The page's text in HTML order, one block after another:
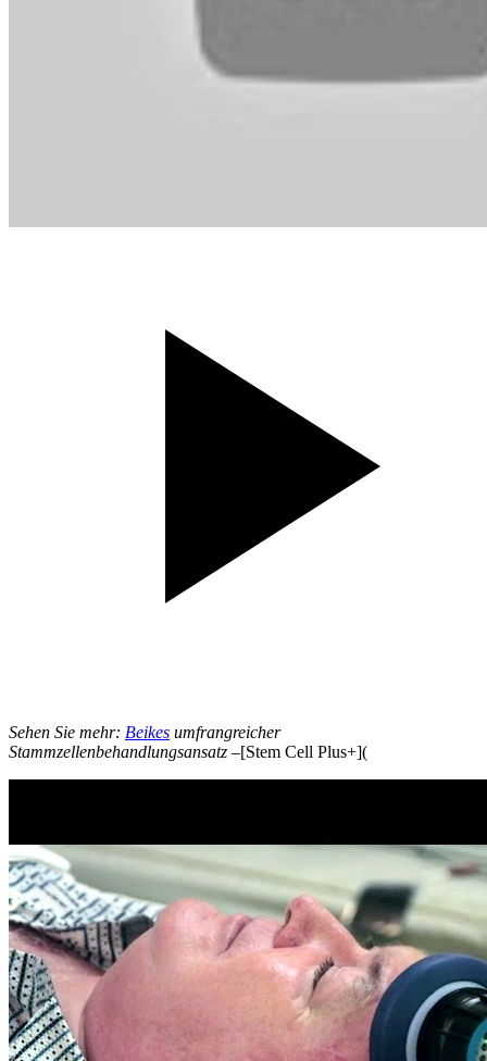
Sehen Sie mehr: Beikes umfrangreicher
Stammzellenbehandlungsansatz –[Stem Cell Plus+](